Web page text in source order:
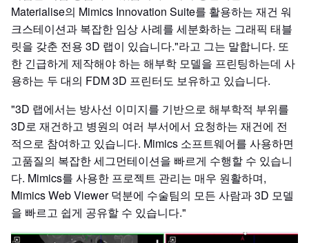
Materialise의 Mimics Innovation Suite를 활용하는 재건 워
크스테이션과 복잡한 임상 사례를 세분화하는 그래픽 태블
릿을 갖춘 전용 3D 랩이 있습니다."라고 그는 말합니다. 또
한 긴급하게 제작해야 하는 해부학 모델을 프린팅하는데 사
용하는 두 대의 FDM 3D 프린터도 보유하고 있습니다.
"3D 랩에서는 방사선 이미지를 기반으로 해부학적 부위를
3D로 재건하고 병원의 여러 부서에서 요청하는 재건에 전
적으로 참여하고 있습니다. Mimics 소프트웨어를 사용하면
고품질의 복잡한 세그먼테이션을 빠르게 수행할 수 있습니
다. Mimics를 사용한 프로젝트 관리는 매우 원활하며,
Mimics Web Viewer 덕분에 수술팀의 모든 사람과 3D 모델
을 빠르고 쉽게 공유할 수 있습니다."